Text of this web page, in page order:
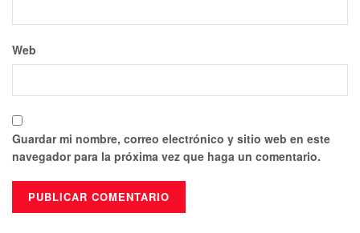
Web
Guardar mi nombre, correo electrónico y sitio web en este
navegador para la próxima vez que haga un comentario.